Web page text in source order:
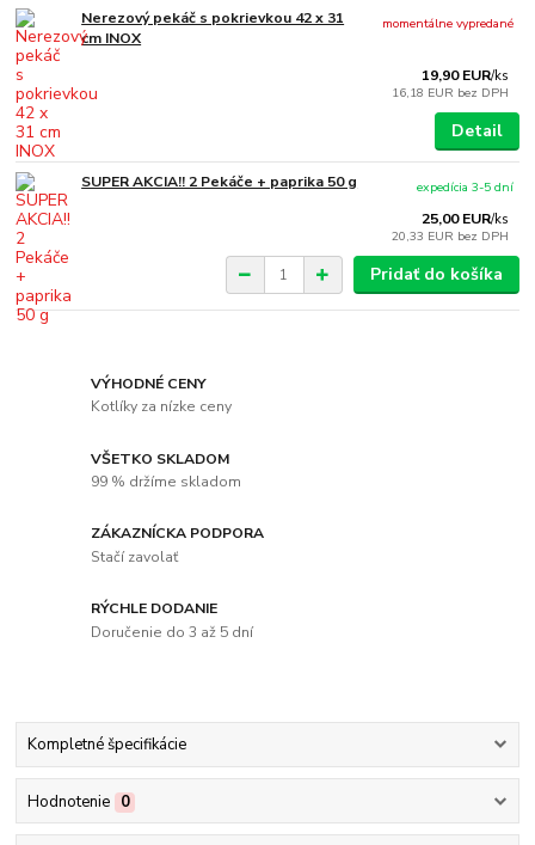
Nerezový pekáč s pokrievkou 42 x 31
cm INOX
19,90 EUR/ks
16,18 EUR bez DPH
momentálne vypredané
Detail
SUPER AKCIA!! 2 Pekáče + paprika 50 g
25,00 EUR/ks
20,33 EUR bez DPH
expedícia 3-5 dní
Pridať do košíka
VÝHODNÉ CENY
Kotlíky za nízke ceny
VŠETKO SKLADOM
99 % držíme skladom
ZÁKAZNÍCKA PODPORA
Stačí zavolať
RÝCHLE DODANIE
Doručenie do 3 až 5 dní
Kompletné špecifikácie
Hodnotenie 0